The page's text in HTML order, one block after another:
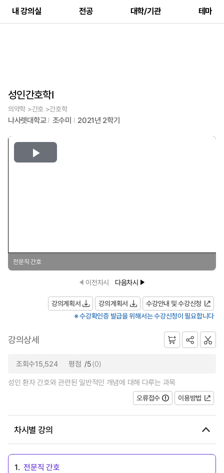
내 강의실 전공 대학/기관 테마
성인간호학Ⅰ
의약학 >간호 >간호학
나사렛대학교 조수미 2021년 2학기
Play
전문직 간호
이전차시 다음차시
강의계획서 강의계획서
수강안내 및 수강신청
※ 수강확인증 발급을 위해서는 수강신청이 필요합니다
강의상세
조회수15,524 평점 /5(0)
성인 환자 간호와 관련된 일반적인 개념에 대해 다루는 과목
오류접수
이용방법
차시별 강의
1. 전문직 간호